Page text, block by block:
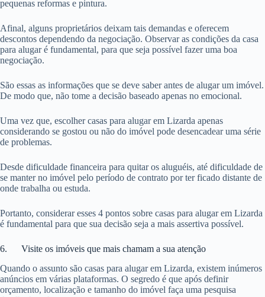
pequenas reformas e pintura.
Afinal, alguns proprietários deixam tais demandas e oferecem
descontos dependendo da negociação. Observar as condições da casa
para alugar é fundamental, para que seja possível fazer uma boa
negociação.
São essas as informações que se deve saber antes de alugar um imóvel.
De modo que, não tome a decisão baseado apenas no emocional.
Uma vez que, escolher casas para alugar em Lizarda apenas
considerando se gostou ou não do imóvel pode desencadear uma série
de problemas.
Desde dificuldade financeira para quitar os aluguéis, até dificuldade de
se manter no imóvel pelo período de contrato por ter ficado distante de
onde trabalha ou estuda.
Portanto, considerar esses 4 pontos sobre casas para alugar em Lizarda
é fundamental para que sua decisão seja a mais assertiva possível.
6. Visite os imóveis que mais chamam a sua atenção
Quando o assunto são casas para alugar em Lizarda, existem inúmeros
anúncios em várias plataformas. O segredo é que após definir
orçamento, localização e tamanho do imóvel faça uma pesquisa